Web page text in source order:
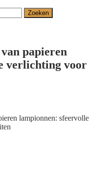
papieren
verlichting voor
lampionnen: sfeervolle